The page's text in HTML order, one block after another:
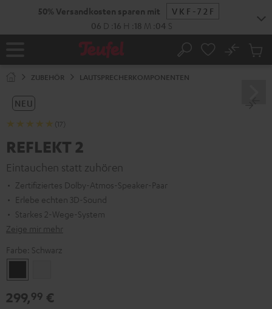
50% Versandkosten sparen mit
VKF-72F
06 D 16 H 18 M 03 S
Startseite Suche
No
ZUBEHÖR LAUTSPRECHERKOMPONENTEN
NEU
(17)
REFLEKT 2
Eintauchen statt zuhören
Zertifiziertes Dolby-Atmos-Speaker-Paar
Erlebe echten 3D-Sound
Starkes 2-Wege-System
Zeige mir mehr
Farbe: Schwarz
299,99 €